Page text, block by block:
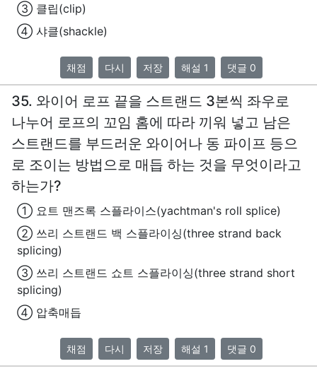
③ 클립(clip)
④ 샤클(shackle)
채점 다시 저장 해설 1 댓글 0
35. 와이어 로프 끝을 스트랜드 3본씩 좌우로
나누어 로프의 꼬임 홈에 따라 끼워 넣고 남은
스트랜드를 부드러운 와이어나 동 파이프 등으
로 조이는 방법으로 매듭 하는 것을 무엇이라고
하는가?
① 요트 맨즈록 스플라이스(yachtman's roll splice)
② 쓰리 스트랜드 백 스플라이싱(three strand back
splicing)
③ 쓰리 스트랜드 쇼트 스플라이싱(three strand short
splicing)
④ 압축매듭
채점 다시 저장 해설 1 댓글 0